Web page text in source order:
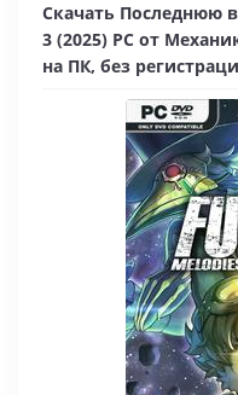
Скачать Последнюю
3 (2025) PC от
на ПК, без